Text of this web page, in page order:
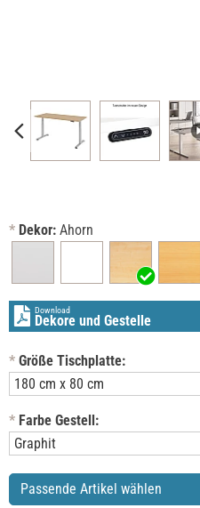
* Dekor: Ahorn
Download
Dekore und Gestelle
* Größe Tischplatte:
* Farbe Gestell:
Passende Artikel wählen